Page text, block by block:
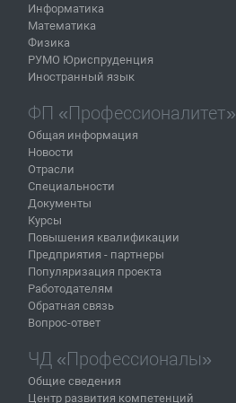
Информатика
Математика
Физика
РУМО Юриспруденция
Иностранный язык
ФП «Профессионалитет»
Общая информация
Новости
Отрасли
Специальности
Документы
Курсы
Повышения квалификации
Предприятия - партнеры
Популяризация проекта
Работодателям
Обратная связь
Вопрос-ответ
ЧД «Профессионалы»
Общие сведения
Центр развития компетенций